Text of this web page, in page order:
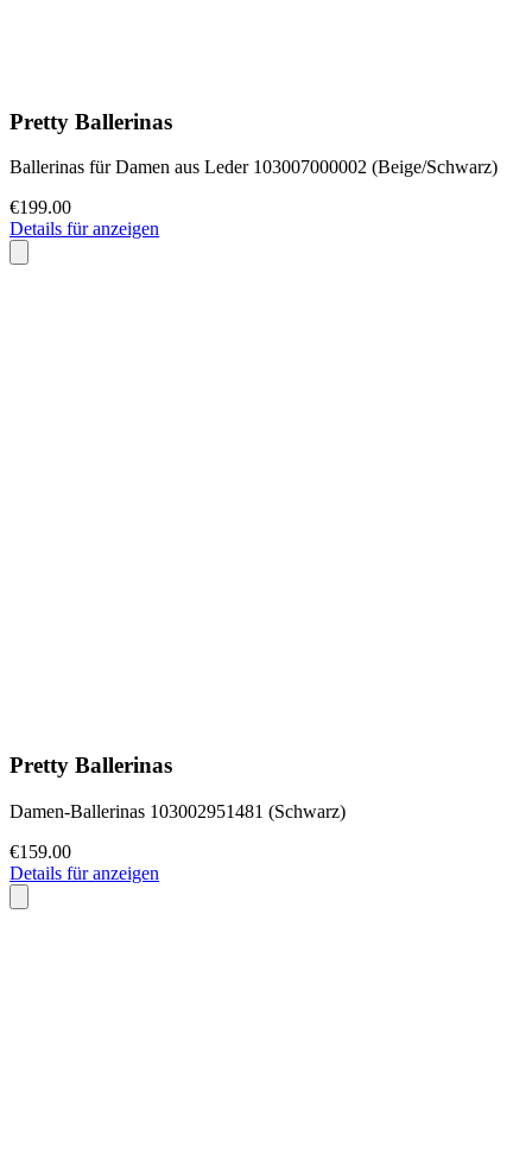
Pretty Ballerinas
Ballerinas für Damen aus Leder 103007000002 (Beige/Schwarz)
€199.00
Details für anzeigen
Pretty Ballerinas
Damen-Ballerinas 103002951481 (Schwarz)
€159.00
Details für anzeigen